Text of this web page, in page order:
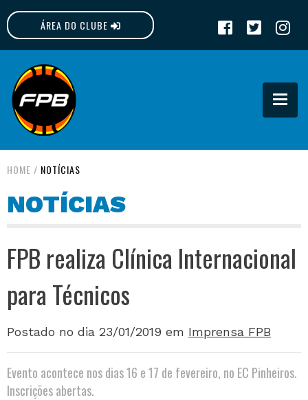
ÁREA DO CLUBE
FPB
HOME / NOTÍCIAS
NOTÍCIAS
FPB realiza Clínica Internacional
para Técnicos
Postado no dia 23/01/2019 em Imprensa FPB
Evento acontece nos dias 16 e 17 de fevereiro, no EC Pinheiros.
Inscrições abertas.